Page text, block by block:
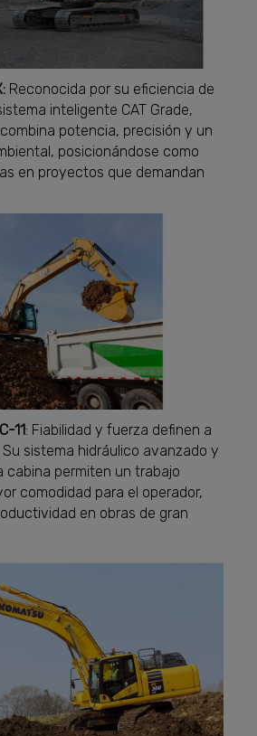
Reconocida por su eficiencia de
inteligente CAT Grade,
potencia, precisión y un
posicionándose como
en proyectos que demandan
11: Fiabilidad y fuerza definen a
sistema hidráulico avanzado y
cabina permiten un trabajo
comodidad para el operador,
en obras de gran